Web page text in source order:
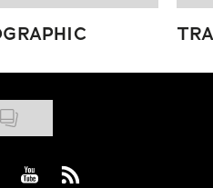
us on Instagram
Visit us on Youtube
Visit us on Rss